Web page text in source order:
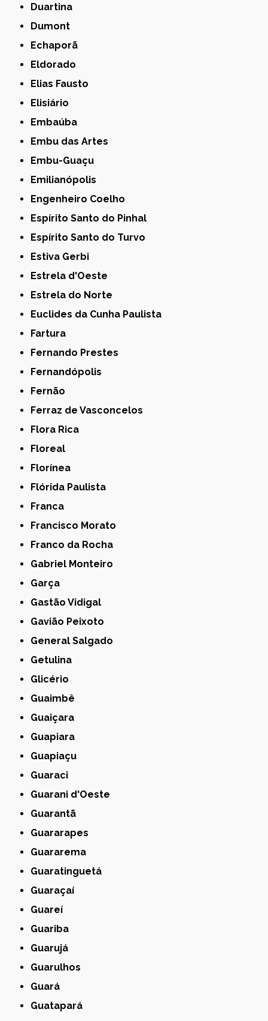
Duartina
Dumont
Echaporã
Eldorado
Elias Fausto
Elisiário
Embaúba
Embu das Artes
Embu-Guaçu
Emilianópolis
Engenheiro Coelho
Espírito Santo do Pinhal
Espírito Santo do Turvo
Estiva Gerbi
Estrela d'Oeste
Estrela do Norte
Euclides da Cunha Paulista
Fartura
Fernando Prestes
Fernandópolis
Fernão
Ferraz de Vasconcelos
Flora Rica
Floreal
Florínea
Flórida Paulista
Franca
Francisco Morato
Franco da Rocha
Gabriel Monteiro
Garça
Gastão Vidigal
Gavião Peixoto
General Salgado
Getulina
Glicério
Guaimbê
Guaiçara
Guapiara
Guapiaçu
Guaraci
Guarani d'Oeste
Guarantã
Guararapes
Guararema
Guaratinguetá
Guaraçaí
Guareí
Guariba
Guarujá
Guarulhos
Guará
Guatapará